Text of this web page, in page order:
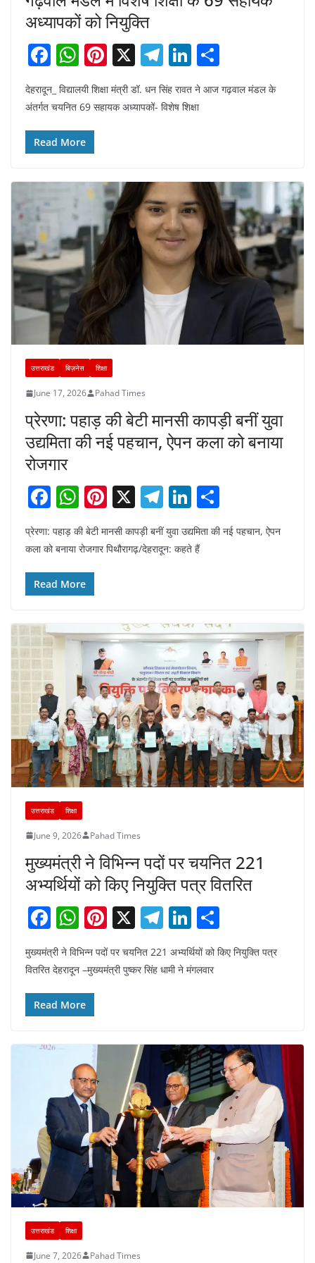
अध्यापकों को नियुक्ति
F
a
c
e
b
o
W
h
at
s
A
p
Pi
nt
er
X T
el
e
Li
n
k ar
देहरादून_ विद्यालयी शिक्षा मंत्री डॉ. धन सिंह रावत ने आज गढ़वाल मंडल के
अंतर्गत चयनित 69 सहायक अध्यापकों- विशेष शिक्षा
Read More
उत्तराखंड बिज़नेस शिक्षा
June 17, 2026 Pahad Times
प्रेरणा: पहाड़ की बेटी मानसी कापड़ी बनीं युवा
उद्यमिता की नई पहचान, ऐपन कला को बनाया
रोजगार
F
c
e
b
o
k
W
h
at
s
A
p
Pi
nt
er
X T
el
e
gr
Li
n
k
h
ar
प्रेरणा: पहाड़ की बेटी मानसी कापड़ी बनीं युवा उद्यमिता की नई पहचान, ऐपन
कला को बनाया रोजगार ​पिथौरागढ़/देहरादून: कहते हैं
Read More
उत्तराखंड शिक्षा
June 9, 2026 Pahad Times
मुख्यमंत्री ने विभिन्न पदों पर चयनित 221
अभ्यर्थियों को किए नियुक्ति पत्र वितरित
F
a
c
b
o
W
h
at
s
A
p
Pi
nt
er
e
X T
e
Li
n
k
h
ar
मुख्यमंत्री ने विभिन्न पदों पर चयनित 221 अभ्यर्थियों को किए नियुक्ति पत्र
वितरित देहरादून –मुख्यमंत्री पुष्कर सिंह धामी ने मंगलवार
Read More
उत्तराखंड शिक्षा
June 7, 2026 Pahad Times